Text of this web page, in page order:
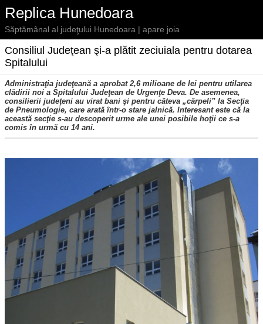
Replica Hunedoara
Săptămânal al judeţului Hunedoara | apare joia
Consiliul Judeţean şi-a plătit zeciuiala pentru dotarea
Spitalului
Administraţia judeţeană a aprobat 2,6 milioane de lei pentru utilarea
clădirii noi a Spitalului Judeţean de Urgenţe Deva. De asemenea,
consilierii judeţeni au virat bani şi pentru câteva „cârpeli” la Secţia
de Pneumologie, care arată într-o stare jalnică. Interesant este că la
această secţie s-au descoperit urme ale unei posibile hoţii ce s-a
comis în urmă cu 14 ani.